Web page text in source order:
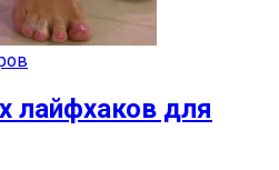
лайфхаков для